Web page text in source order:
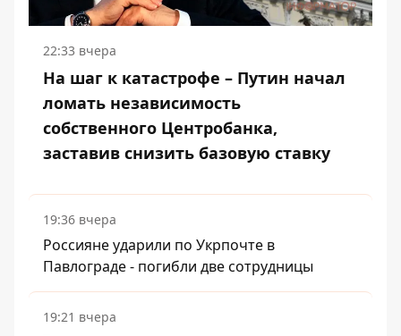
22:33 вчера
На шаг к катастрофе – Путин начал
ломать независимость
собственного Центробанка,
заставив снизить базовую ставку
19:36 вчера
Россияне ударили по Укрпочте в
Павлограде - погибли две сотрудницы
19:21 вчера